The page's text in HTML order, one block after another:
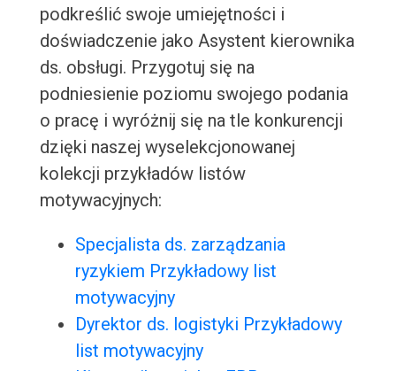
podkreślić swoje umiejętności i
doświadczenie jako Asystent kierownika
ds. obsługi. Przygotuj się na
podniesienie poziomu swojego podania
o pracę i wyróżnij się na tle konkurencji
dzięki naszej wyselekcjonowanej
kolekcji przykładów listów
motywacyjnych:
Specjalista ds. zarządzania
ryzykiem Przykładowy list
motywacyjny
Dyrektor ds. logistyki Przykładowy
list motywacyjny